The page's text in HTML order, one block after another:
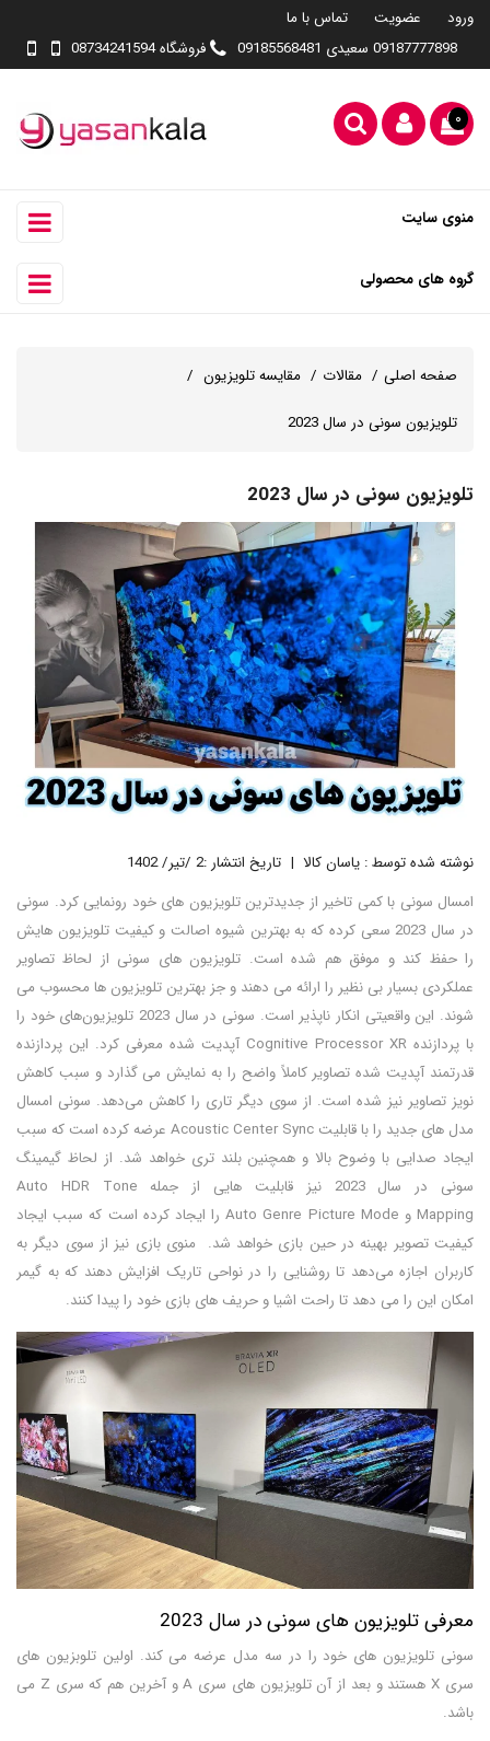
ورود عضویت
تماس با ما
09187777898 سعیدی 09185568481
فروشگاه 08734241594
۰
منوی سایت
گروه های محصولی
صفحه اصلی مقالات مقایسه تلویزیون
تلویزیون سونی در سال 2023
تلویزیون سونی در سال 2023
نوشته شده توسط : یاسان کالا
تاریخ انتشار :2 /تیر/ 1402
امسال سونی با کمی تاخیر از جدیدترین تلویزیون های خود رونمایی کرد. سونی
در سال 2023 سعی کرده که به بهترین شیوه اصالت و کیفیت تلویزیون هایش
را حفظ کند و موفق هم شده است. تلویزیون های سونی از لحاظ تصاویر
عملکردی بسیار بی نظیر را ارائه می دهند و جز بهترین تلویزیون ها محسوب می
شوند. این واقعیتی انکار ناپذیر است. سونی در سال 2023 تلویزیون‌های خود را
با پردازنده Cognitive Processor XR آپدیت شده معرفی کرد. این پردازنده
قدرتمند آپدیت شده تصاویر کاملاً واضح را به نمایش می گذارد و سبب کاهش
نویز تصاویر نیز شده است. از سوی دیگر تاری را کاهش می‌دهد. سونی امسال
مدل های جدید را با قابلیت Acoustic Center Sync عرضه کرده است که سبب
ایجاد صدایی با وضوح بالا و همچنین بلند تری خواهد شد. از لحاظ گیمینگ
سونی در سال 2023 نیز قابلیت هایی از جمله Auto HDR Tone
Mapping و Auto Genre Picture Mode را ایجاد کرده است که سبب ایجاد
کیفیت تصویر بهینه در حین بازی خواهد شد. منوی بازی نیز از سوی دیگر به
کاربران اجازه می‌دهد تا روشنایی را در نواحی تاریک افزایش دهند که به گیمر
امکان این را می دهد تا راحت اشیا و حریف های بازی خود را پیدا کنند.
معرفی تلویزیون های سونی در سال 2023
سونی تلویزیون های خود را در سه مدل عرضه می کند. اولین تلوبزیون های
سری X هستند و بعد از آن تلویزیون های سری A و آخرین هم که سری Z می
باشد.